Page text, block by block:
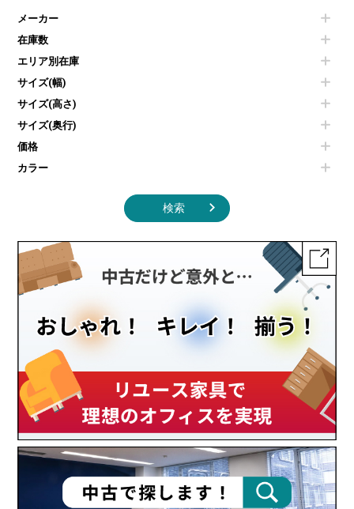
その他OA機器
コートハンガー・ポールハンガー
傘立て
食器棚・キッチンキャビネット
カタログスタンド
オフィスアクセサリーその他
カウンターテーブル
センターテーブル・サイドテーブル
ベンチ・スツール
ソファ
シェルフ
ダストボックス（ゴミ箱）
インテリア家具その他
冷蔵庫・洗濯機
空気清浄機・加湿器
液晶テレビ・モニター類
エアコン
掃除機
季節家電
メーカー
在庫数
エリア別在庫
サイズ(幅)
サイズ(高さ)
サイズ(奥行)
価格
カラー
検索